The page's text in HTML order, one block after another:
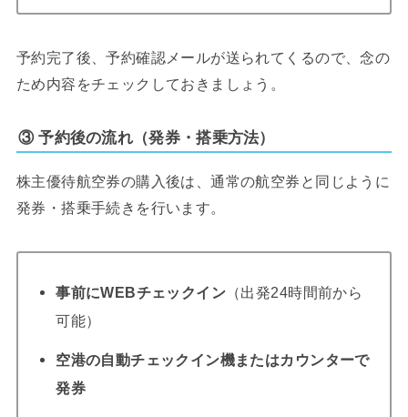
予約完了後、予約確認メールが送られてくるので、念の
ため内容をチェックしておきましょう。
③ 予約後の流れ（発券・搭乗方法）
株主優待航空券の購入後は、通常の航空券と同じように
発券・搭乗手続きを行います。
事前にWEBチェックイン （出発24時間前から
可能）
空港の自動チェックイン機またはカウンターで
発券